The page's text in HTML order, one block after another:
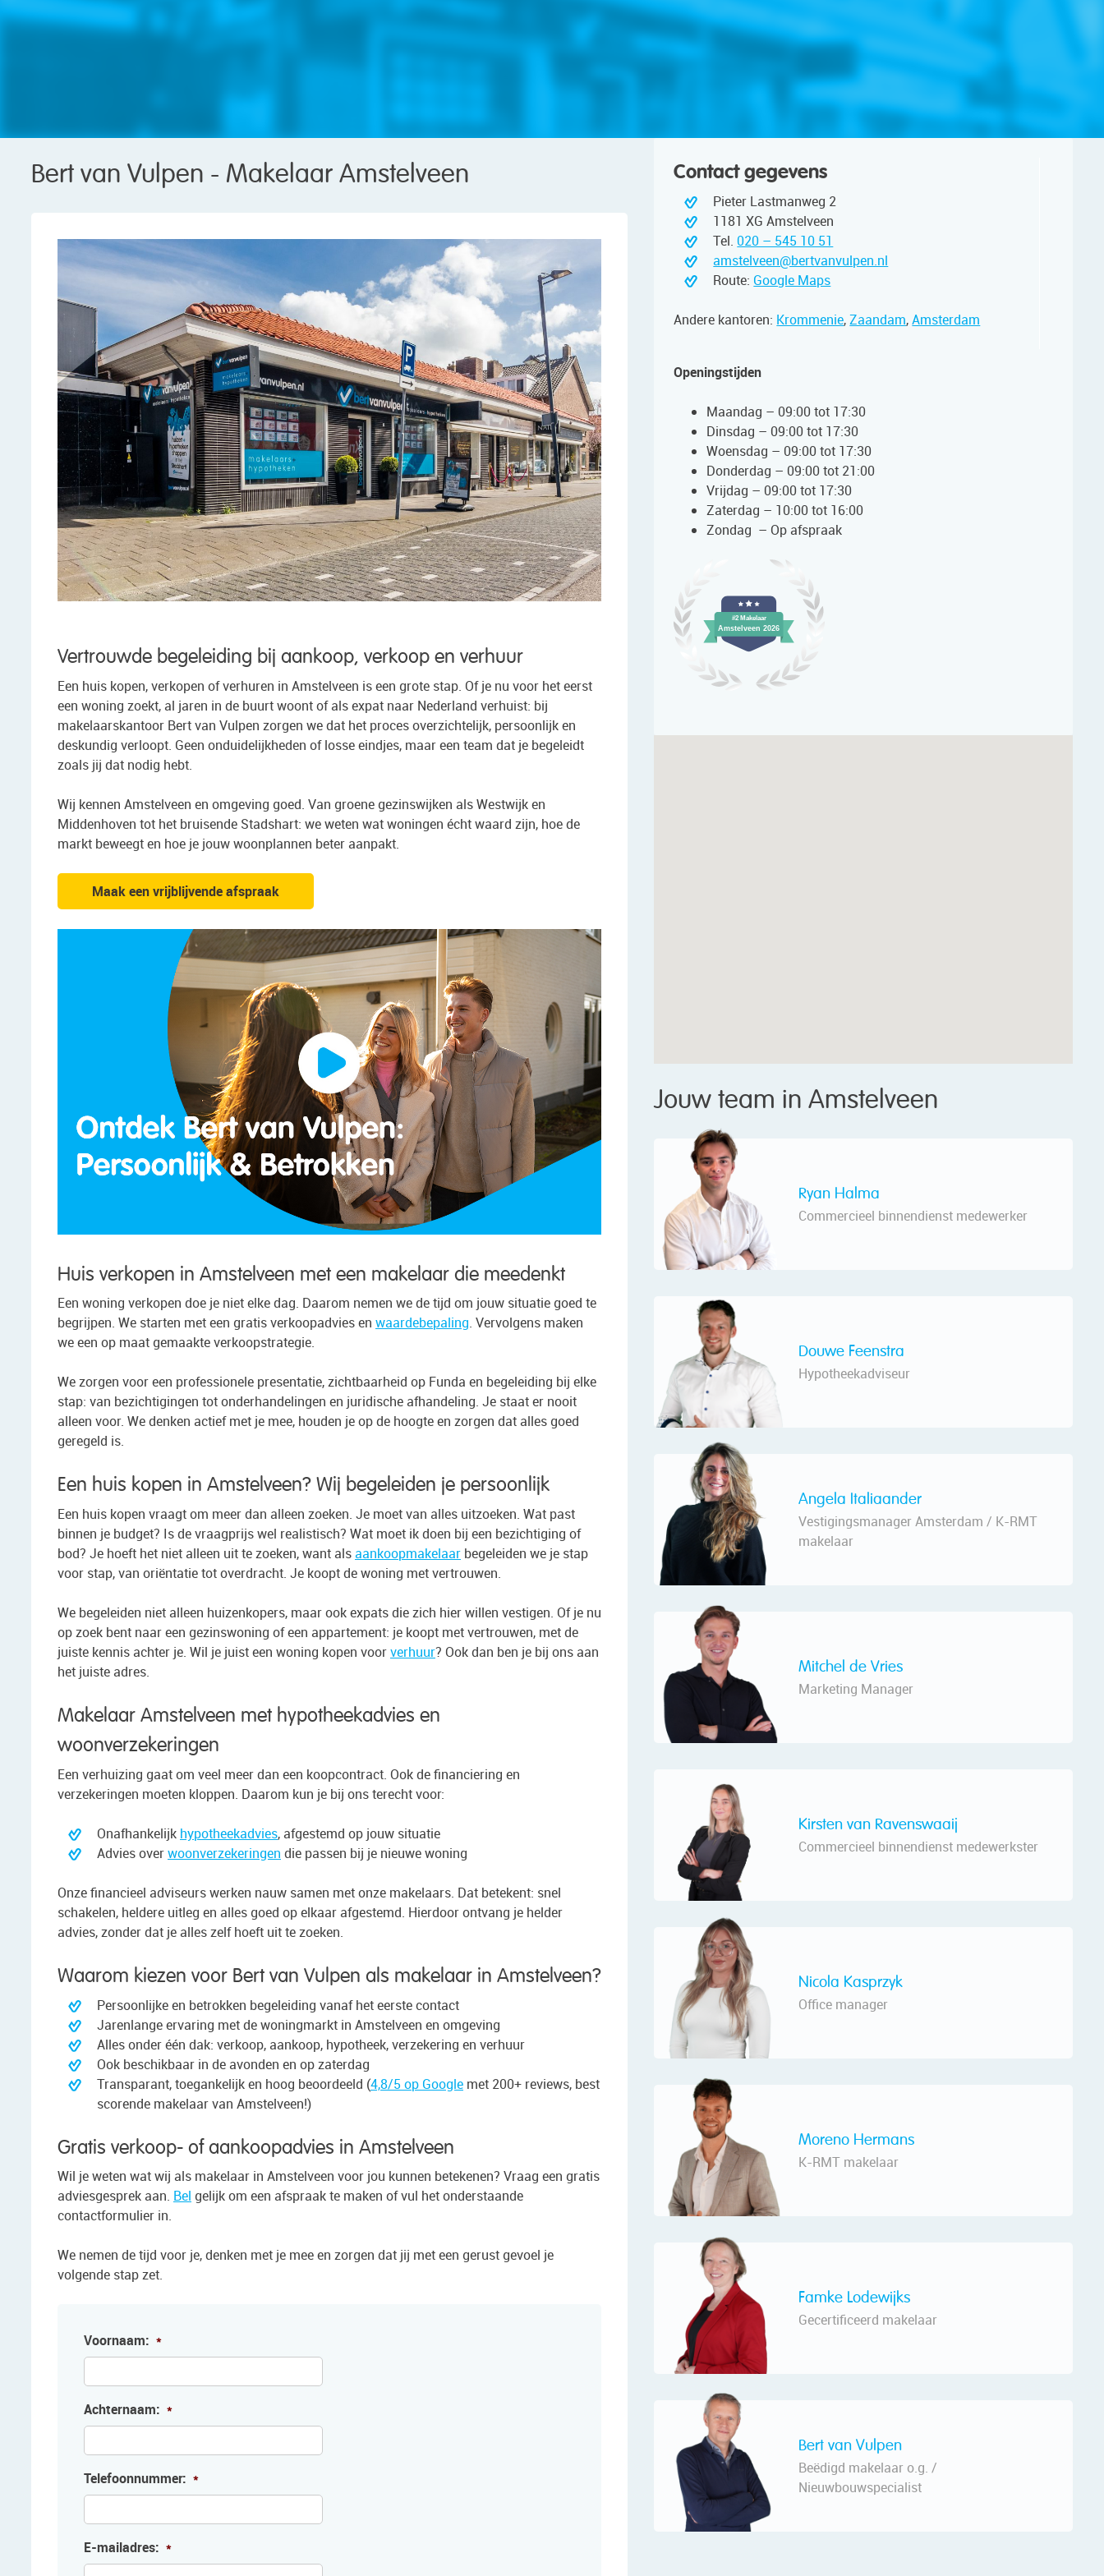
Bert van Vulpen - Makelaar Amstelveen
Vertrouwde begeleiding bij aankoop, verkoop en verhuur
Een huis kopen, verkopen of verhuren in Amstelveen is een grote stap. Of je nu voor het eerst
een woning zoekt, al jaren in de buurt woont of als expat naar Nederland verhuist: bij
makelaarskantoor Bert van Vulpen zorgen we dat het proces overzichtelijk, persoonlijk en
deskundig verloopt. Geen onduidelijkheden of losse eindjes, maar een team dat je begeleidt
zoals jij dat nodig hebt.
Wij kennen Amstelveen en omgeving goed. Van groene gezinswijken als Westwijk en
Middenhoven tot het bruisende Stadshart: we weten wat woningen écht waard zijn, hoe de
markt beweegt en hoe je jouw woonplannen beter aanpakt.
Maak een vrijblijvende afspraak
Huis verkopen in Amstelveen met een makelaar die meedenkt
Een woning verkopen doe je niet elke dag. Daarom nemen we de tijd om jouw situatie goed te
begrijpen. We starten met een gratis verkoopadvies en waardebepaling. Vervolgens maken
we een op maat gemaakte verkoopstrategie.
We zorgen voor een professionele presentatie, zichtbaarheid op Funda en begeleiding bij elke
stap: van bezichtigingen tot onderhandelingen en juridische afhandeling. Je staat er nooit
alleen voor. We denken actief met je mee, houden je op de hoogte en zorgen dat alles goed
geregeld is.
Een huis kopen in Amstelveen? Wij begeleiden je persoonlijk
Een huis kopen vraagt om meer dan alleen zoeken. Je moet van alles uitzoeken. Wat past
binnen je budget? Is de vraagprijs wel realistisch? Wat moet ik doen bij een bezichtiging of
bod? Je hoeft het niet alleen uit te zoeken, want alsaankoopmakelaar begeleiden we je stap
voor stap, van oriëntatie tot overdracht. Je koopt de woning met vertrouwen.
We begeleiden niet alleen huizenkopers, maar ook expats die zich hier willen vestigen. Of je nu
op zoek bent naar een gezinswoning of een appartement: je koopt met vertrouwen, met de
juiste kennis achter je. Wil je juist een woning kopen voorverhuur? Ook dan ben je bij ons aan
het juiste adres.
Makelaar Amstelveen met hypotheekadvies en
woonverzekeringen
Een verhuizing gaat om veel meer dan een koopcontract. Ook de financiering en
verzekeringen moeten kloppen. Daarom kun je bij ons terecht voor:
Onafhankelijk hypotheekadvies, afgestemd op jouw situatie
Advies overwoonverzekeringen die passen bij je nieuwe woning
Onze financieel adviseurs werken nauw samen met onze makelaars. Dat betekent: snel
schakelen, heldere uitleg en alles goed op elkaar afgestemd. Hierdoor ontvang je helder
advies, zonder dat je alles zelf hoeft uit te zoeken.
Waarom kiezen voor Bert van Vulpen als makelaar in Amstelveen?
Persoonlijke en betrokken begeleiding vanaf het eerste contact
Jarenlange ervaring met de woningmarkt in Amstelveen en omgeving
Alles onder één dak: verkoop, aankoop, hypotheek, verzekering en verhuur
Ook beschikbaar in de avonden en op zaterdag
Transparant, toegankelijk en hoog beoordeeld (4,8/5 op Google met 200+ reviews, best
scorende makelaar van Amstelveen!)
Gratis verkoop- of aankoopadvies in Amstelveen
Wil je weten wat wij als makelaar in Amstelveen voor jou kunnen betekenen? Vraag een gratis
adviesgesprek aan. Bel gelijk om een afspraak te maken of vul het onderstaande
contactformulier in.
We nemen de tijd voor je, denken met je mee en zorgen dat jij met een gerust gevoel je
volgende stap zet.
Voornaam: *
Achternaam: *
Telefoonnummer: *
E-mailadres: *
Contact gegevens
Pieter Lastmanweg 2
1181 XG Amstelveen
Tel.020 – 545 10 51
amstelveen@bertvanvulpen.nl
Route: Google Maps
Andere kantoren: Krommenie,Zaandam,Amsterdam
Openingstijden
Maandag – 09:00 tot 17:30
Dinsdag – 09:00 tot 17:30
Woensdag – 09:00 tot 17:30
Donderdag – 09:00 tot 21:00
Vrijdag – 09:00 tot 17:30
Zaterdag – 10:00 tot 16:00
Zondag – Op afspraak
Jouw team in Amstelveen
Ryan Halma
Commercieel binnendienst medewerker
Douwe Feenstra
Hypotheekadviseur
Angela Italiaander
Vestigingsmanager Amsterdam / K-RMT
makelaar
Mitchel de Vries
Marketing Manager
Kirsten van Ravenswaaij
Commercieel binnendienst medewerkster
Nicola Kasprzyk
Office manager
Moreno Hermans
K-RMT makelaar
Famke Lodewijks
Gecertificeerd makelaar
Bert van Vulpen
Beëdigd makelaar o.g. /
Nieuwbouwspecialist